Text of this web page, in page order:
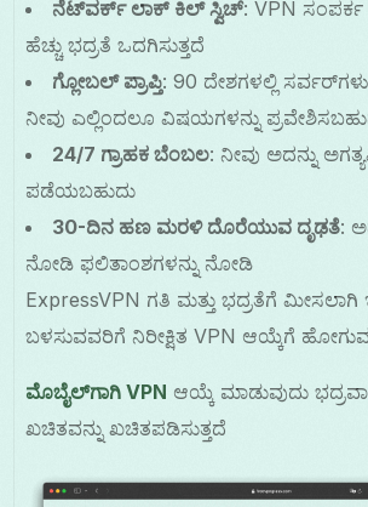
ನೆಟ್‌ವರ್ಕ್ ಲಾಕ್ ಕಿಲ್ ಸ್ವಿಚ್: VPN
ಹೆಚ್ಚು ಭದ್ರತೆ ಒದಗಿಸುತ್ತದೆ
ಗ್ಲೋಬಲ್ ಪ್ರಾಪ್ತಿ: 90 ದೇಶಗಳಲ್ಲಿ
ನೀವು ಎಲ್ಲಿಂದಲೂ ವಿಷಯಗಳನ್ನು
24/7 ಗ್ರಾಹಕ ಬೆಂಬಲ: ನೀವು ಅದನ್ನು
ಪಡೆಯಬಹುದು
30-ದಿನ ಹಣ ಮರಳಿ ದೊರೆಯುವ ದೃಢತೆ:
ನೋಡಿ ಫಲಿತಾಂಶಗಳನ್ನು ನೋಡಿ
ExpressVPN ಗತಿ ಮತ್ತು ಭದ್ರತೆಗೆ ಮೀಸಲಾಗಿ
ಬಳಸುವವರಿಗೆ ನಿರೀಕ್ಷಿತ VPN ಆಯ್ಕೆಗೆ
ಮೊಬೈಲ್‌ಗಾಗಿ VPN ಆಯ್ಕೆ ಮಾಡುವುದು
ಖಚಿತವನ್ನು ಖಚಿತಪಡಿಸುತ್ತದೆ